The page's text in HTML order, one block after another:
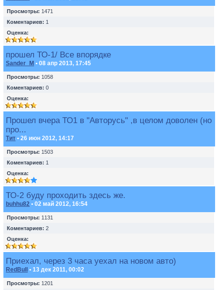
Просмотры: 1471
Коментариев: 1
Оценка:
прошел ТО-1/ Все впорядке
Sander_M • 08 апр 2013, 17:45
Просмотры: 1058
Коментариев: 0
Оценка:
Прошел вчера ТО1 в "Авторусь" ,в целом доволен (но
про...
Тит • 26 июн 2012, 14:17
Просмотры: 1503
Коментариев: 1
Оценка:
ТО-2 буду проходить здесь же.
buhhu82 • 02 май 2012, 16:54
Просмотры: 1131
Коментариев: 2
Оценка:
Приехал, через 3 часа уехал на новом авто)
RedBull • 13 дек 2011, 00:02
Просмотры: 1201